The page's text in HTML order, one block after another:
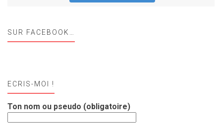
SUR FACEBOOK…
ECRIS-MOI !
Ton nom ou pseudo (obligatoire)